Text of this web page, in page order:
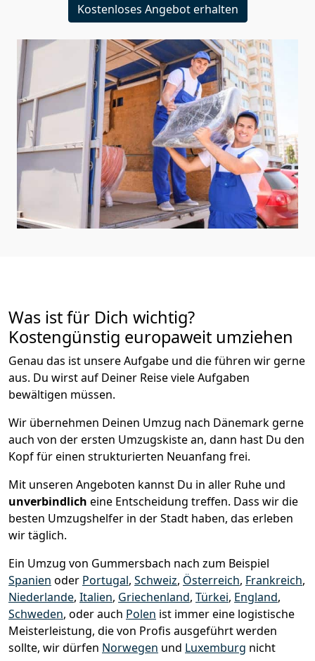
Kostenloses Angebot erhalten
Was ist für Dich wichtig?
Kostengünstig europaweit umziehen
Genau das ist unsere Aufgabe und die führen wir gerne
aus. Du wirst auf Deiner Reise viele Aufgaben
bewältigen müssen.
Wir übernehmen Deinen Umzug nach Dänemark gerne
auch von der ersten Umzugskiste an, dann hast Du den
Kopf für einen strukturierten Neuanfang frei.
Mit unseren Angeboten kannst Du in aller Ruhe und
unverbindlich eine Entscheidung treffen. Dass wir die
besten Umzugshelfer in der Stadt haben, das erleben
wir täglich.
Ein Umzug von Gummersbach nach zum Beispiel
Spanien oder Portugal, Schweiz, Österreich, Frankreich,
Niederlande, Italien, Griechenland, Türkei, England,
Schweden, oder auch Polen ist immer eine logistische
Meisterleistung, die von Profis ausgeführt werden
sollte, wir dürfen Norwegen und Luxemburg nicht